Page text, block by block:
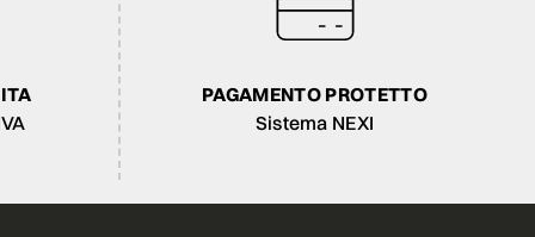
PAGAMENTO PROTETTO
Sistema NEXI